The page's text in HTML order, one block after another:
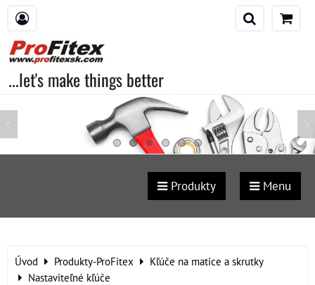
...let's make things better
Produkty Menu
Úvod Produkty-ProFitex
Kľúče na matice a skrutky
Nastaviteľné kľúče